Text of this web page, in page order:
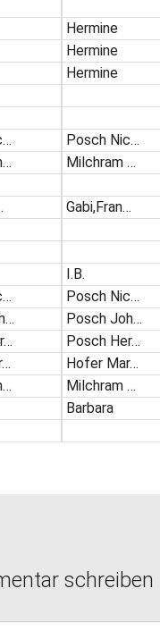
Hermine
Hermine
Hermine
Posch Nic…
Milchram …
Gabi,Fran…
I.B.
Posch Nic…
Posch Joh…
Posch Her…
Hofer Mar…
Milchram …
Barbara
schreiben